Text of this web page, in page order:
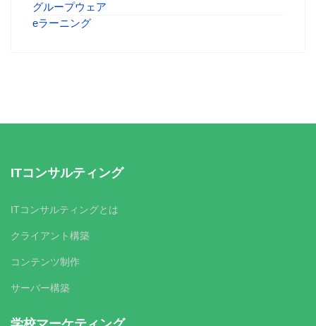
グループウェア
eラーニング
ITコンサルティング
ITコンサルティングとは
クライアント構築
コンテンツ制作
サーバー構築